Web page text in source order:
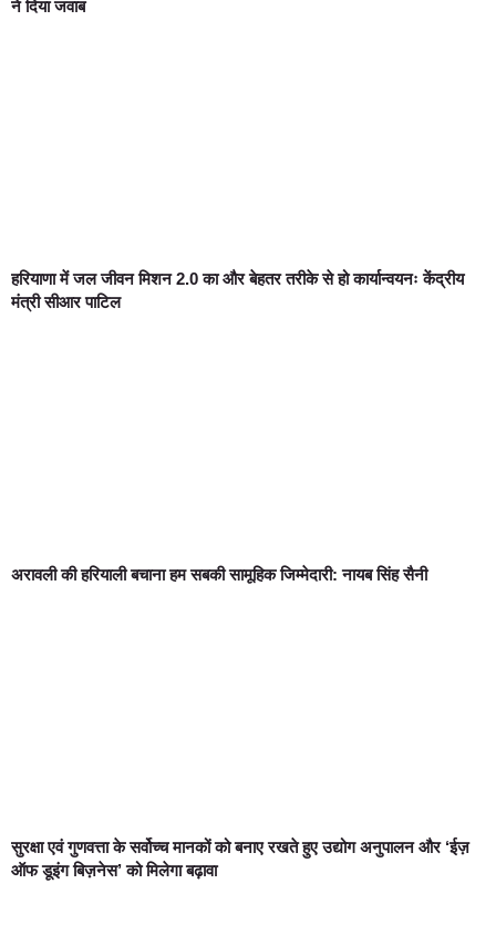
ने दिया जवाब
हरियाणा में जल जीवन मिशन 2.0 का और बेहतर तरीके से हो कार्यान्वयनः केंद्रीय
मंत्री सीआर पाटिल
अरावली की हरियाली बचाना हम सबकी सामूहिक जिम्मेदारी: नायब सिंह सैनी
सुरक्षा एवं गुणवत्ता के सर्वोच्च मानकों को बनाए रखते हुए उद्योग अनुपालन और ‘ईज़
ऑफ डूइंग बिज़नेस’ को मिलेगा बढ़ावा